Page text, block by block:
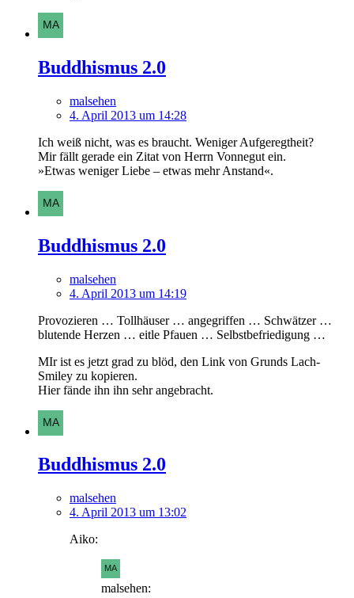
Buddhismus 2.0
malsehen
4. April 2013 um 14:28
Ich weiß nicht, was es braucht. Weniger Aufgeregtheit?
Mir fällt gerade ein Zitat von Herrn Vonnegut ein.
»Etwas weniger Liebe – etwas mehr Anstand«.
Buddhismus 2.0
malsehen
4. April 2013 um 14:19
Provozieren … Tollhäuser … angegriffen … Schwätzer …
blutende Herzen … eitle Pfauen … Selbstbefriedigung …
MIr ist es jetzt grad zu blöd, den Link von Grunds Lach-
Smiley zu kopieren.
Hier fände ihn ihn sehr angebracht.
Buddhismus 2.0
malsehen
4. April 2013 um 13:02
Aiko:
malsehen: